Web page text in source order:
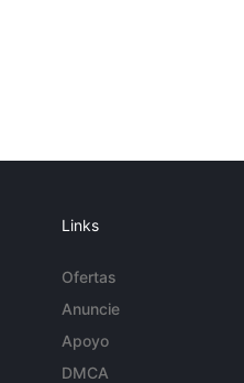
Links
Ofertas
Anuncie
Apoyo
DMCA